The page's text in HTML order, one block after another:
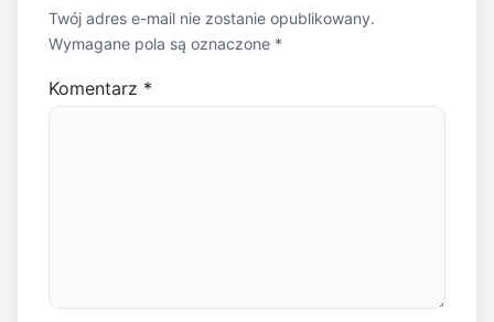
Twój adres e-mail nie zostanie opublikowany.
Wymagane pola są oznaczone *
Komentarz *